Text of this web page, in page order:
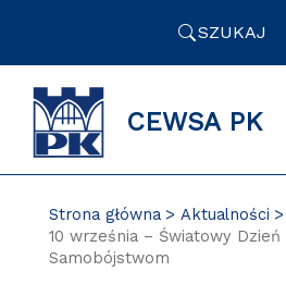
SZUKAJ
CEWSA PK
Strona główna
Aktualności
10 września – Światowy Dzień
Samobójstwom